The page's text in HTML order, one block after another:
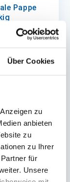
Über Cookies
zu
anbieten
zu
zu Ihrer
für
Unsere
Pappe
(ca.
ca. 8 Werktage